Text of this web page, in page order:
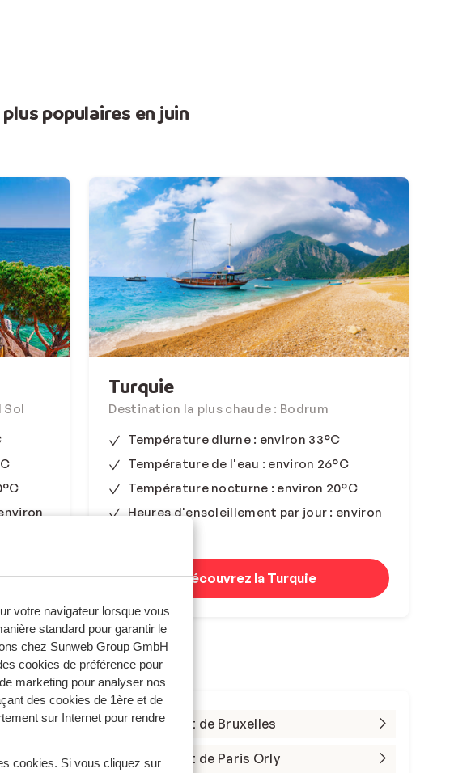
votre navigateur lorsque vous
standard pour garantir le
chez Sunweb Group GmbH
cookies de préférence pour
marketing pour analyser nos
des cookies de 1ère et de
sur Internet pour rendre
cookies. Si vous cliquez sur
populaires en juin
Sol
Turquie
Destination la plus chaude : Bodrum
Température diurne : environ 33°C
Température de l'eau : environ 26°C
Température nocturne : environ 20°C
Heures d'ensoleillement par jour : environ
Découvrez la Turquie
?
Aéroport de Bruxelles
Aéroport de Paris Orly